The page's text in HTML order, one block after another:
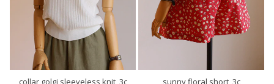
collar golgi sleeveless knit_3c sunny floral short_3c